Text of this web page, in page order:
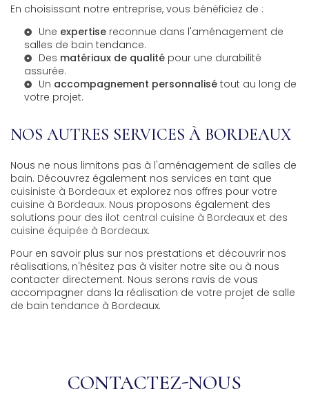
En choisissant notre entreprise, vous bénéficiez de :
Une expertise reconnue dans l'aménagement de
salles de bain tendance.
Des matériaux de qualité pour une durabilité
assurée.
Un accompagnement personnalisé tout au long de
votre projet.
NOS AUTRES SERVICES À BORDEAUX
Nous ne nous limitons pas à l'aménagement de salles de
bain. Découvrez également nos services en tant que
cuisiniste à Bordeaux et explorez nos offres pour votre
cuisine à Bordeaux. Nous proposons également des
solutions pour des ilot central cuisine à Bordeaux et des
cuisine équipée à Bordeaux.
Pour en savoir plus sur nos prestations et découvrir nos
réalisations, n'hésitez pas à visiter notre site ou à nous
contacter directement. Nous serons ravis de vous
accompagner dans la réalisation de votre projet de salle
de bain tendance à Bordeaux.
CONTACTEZ-NOUS